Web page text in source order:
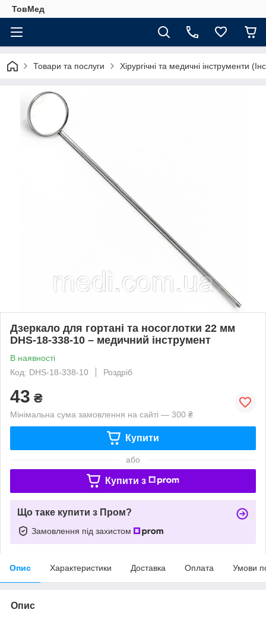
ТовМед
Товари та послуги Хірургічні та медичні інструменти
Дзеркало для гортані та носоглотки 22 мм
DHS-18-338-10 – медичний інструмент
В наявності
Код: DHS-18-338-10
Роздріб
43 ₴
Мінімальна сума замовлення на сайті — 300 ₴
Купити
або
Купити з
Що таке купити з Пром?
Замовлення під захистом
Опис Характеристики Доставка Оплата Умови
Опис